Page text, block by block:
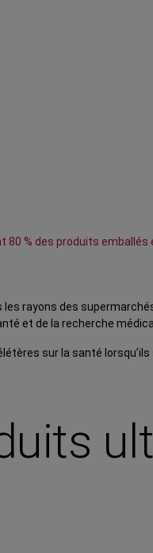
% des produits
rayons des
et de la recherche
sur la santé